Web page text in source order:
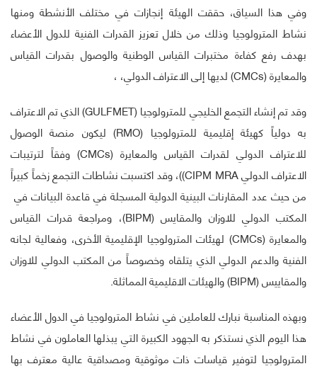
وفي هذا السياق، حققت الهيئة إنجازات في مختلف الأنشطة ومنها
نشاط المترولوجيا وذلك من خلال تعزيز القدرات الفنية للدول الأعضاء
بهدف رفع كفاءة مختبرات القياس الوطنية والوصول بقدرات القياس
والمعايرة (CMCs) لديها إلى الاعتراف الدولي، ،
وقد تم إنشاء التجمع الخليجي للمترولوجيا (GULFMET) الذي تم الاعتراف
به دولياً كهيئة إقليمية للمترولوجيا (RMO) ليكون منصة الوصول
للاعتراف الدولي لقدرات القياس والمعايرة (CMCs) وفقاً لترتيبات
الاعتراف الدولي CIPM MRA))، وقد اكتسبت نشاطات التجمع زخماً كبيراً
من حيث عدد المقارنات البينية الدولية المسجلة في قاعدة البيانات في
المكتب الدولي للاوزان والمقايس (BIPM)، ومراجعة قدرات القياس
والمعايرة (CMCs) لهيئات المترولوجيا الإقليمية الأخرى، وفعالية لجانه
الفنية والدعم الدولي الذي يتلقاه وخصوصاً من المكتب الدولي للاوزان
والمقاييس (BIPM) والهيئات الاقليمية المماثلة.
وبهذه المناسبة نبارك للعاملين في نشاط المترولوجيا في الدول الأعضاء
هذا اليوم الذي نستذكر به الجهود الكبيرة التي يبذلها العاملون في نشاط
المترولوجيا لتوفير قياسات ذات موثوقية ومصداقية عالية معترف بها